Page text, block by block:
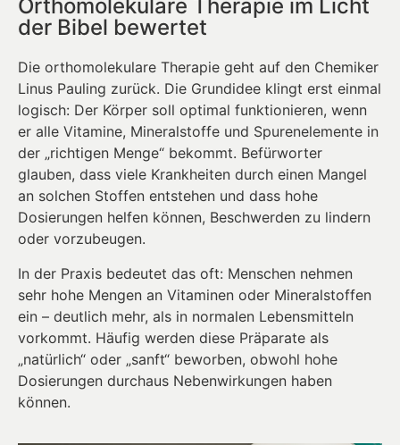
Orthomolekulare Therapie im Licht
der Bibel bewertet
Die orthomolekulare Therapie geht auf den Chemiker
Linus Pauling zurück. Die Grundidee klingt erst einmal
logisch: Der Körper soll optimal funktionieren, wenn
er alle Vitamine, Mineralstoffe und Spurenelemente in
der „richtigen Menge“ bekommt. Befürworter
glauben, dass viele Krankheiten durch einen Mangel
an solchen Stoffen entstehen und dass hohe
Dosierungen helfen können, Beschwerden zu lindern
oder vorzubeugen.
In der Praxis bedeutet das oft: Menschen nehmen
sehr hohe Mengen an Vitaminen oder Mineralstoffen
ein – deutlich mehr, als in normalen Lebensmitteln
vorkommt. Häufig werden diese Präparate als
„natürlich“ oder „sanft“ beworben, obwohl hohe
Dosierungen durchaus Nebenwirkungen haben
können.